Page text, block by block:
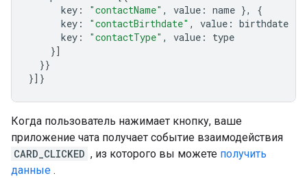
key : "contactName" , value : name },
{
key : "contactBirthdate" , value : birthdate
key : "contactType" , value :
type
}]
}}
}]}
Когда пользователь нажимает кнопку, ваше
приложение чата получает событие взаимодействия
CARD_CLICKED , из которого вы можете получить
данные .